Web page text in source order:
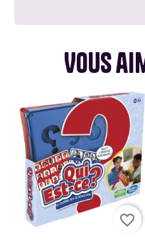
Vous
favorite_border